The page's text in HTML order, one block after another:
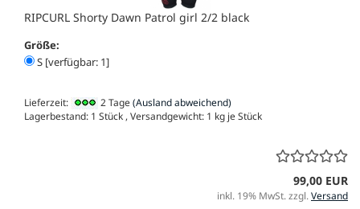
RIPCURL Shorty Dawn Patrol girl 2/2 black
Größe:
S [verfügbar: 1]
Lieferzeit: 2 Tage(Ausland abweichend)
Lagerbestand: 1 Stück , Versandgewicht: 1 kg je Stück
99,00 EUR
inkl. 19% MwSt. zzgl.Versand